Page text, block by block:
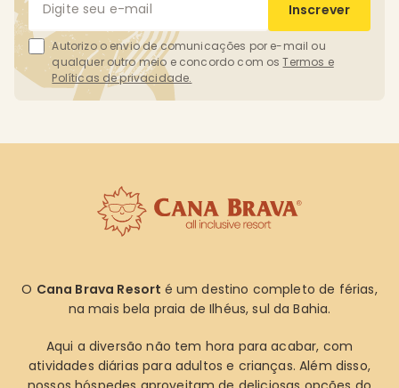
Inscrever
Autorizo o envio de comunicações por e-mail ou
qualquer outro meio e concordo com osTermos e
Políticas de privacidade.
O Cana Brava Resort é um destino completo de férias,
na mais bela praia de Ilhéus, sul da Bahia.
Aqui a diversão não tem hora para acabar, com
atividades diárias para adultos e crianças. Além disso,